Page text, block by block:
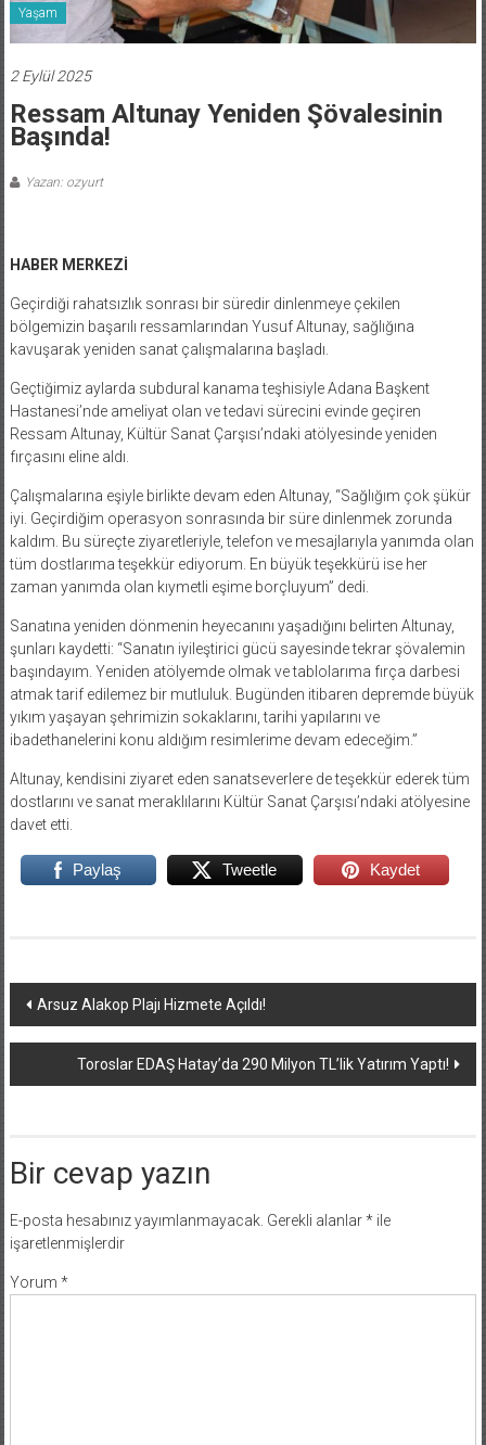
Yaşam
2 Eylül 2025
Ressam Altunay Yeniden Şövalesinin
Başında!
Yazan: ozyurt
HABER MERKEZİ
Geçirdiği rahatsızlık sonrası bir süredir dinlenmeye çekilen
bölgemizin başarılı ressamlarından Yusuf Altunay, sağlığına
kavuşarak yeniden sanat çalışmalarına başladı.
Geçtiğimiz aylarda subdural kanama teşhisiyle Adana Başkent
Hastanesi’nde ameliyat olan ve tedavi sürecini evinde geçiren
Ressam Altunay, Kültür Sanat Çarşısı’ndaki atölyesinde yeniden
fırçasını eline aldı.
Çalışmalarına eşiyle birlikte devam eden Altunay, “Sağlığım çok şükür
iyi. Geçirdiğim operasyon sonrasında bir süre dinlenmek zorunda
kaldım. Bu süreçte ziyaretleriyle, telefon ve mesajlarıyla yanımda olan
tüm dostlarıma teşekkür ediyorum. En büyük teşekkürü ise her
zaman yanımda olan kıymetli eşime borçluyum” dedi.
Sanatına yeniden dönmenin heyecanını yaşadığını belirten Altunay,
şunları kaydetti: “Sanatın iyileştirici gücü sayesinde tekrar şövalemin
başındayım. Yeniden atölyemde olmak ve tablolarıma fırça darbesi
atmak tarif edilemez bir mutluluk. Bugünden itibaren depremde büyük
yıkım yaşayan şehrimizin sokaklarını, tarihi yapılarını ve
ibadethanelerini konu aldığım resimlerime devam edeceğim.”
Altunay, kendisini ziyaret eden sanatseverlere de teşekkür ederek tüm
dostlarını ve sanat meraklılarını Kültür Sanat Çarşısı’ndaki atölyesine
davet etti.
Paylaş Tweetle Kaydet
Yazı
dolaşımı
Arsuz Alakop Plajı Hizmete Açıldı!
Toroslar EDAŞ Hatay’da 290 Milyon TL’lik Yatırım Yaptı!
Bir cevap yazın
E-posta hesabınız yayımlanmayacak. Gerekli alanlar*ile
işaretlenmişlerdir
Yorum *